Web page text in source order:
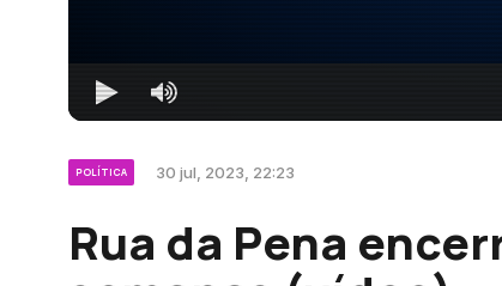
POLÍTICA 30 jul, 2023, 22:23
Rua da Pena